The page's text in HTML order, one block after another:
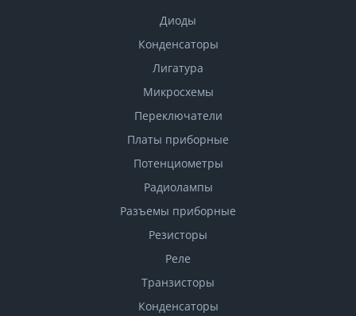
Диоды
Конденсаторы
Лигатура
Микросхемы
Переключатели
Платы приборные
Потенциометры
Радиолампы
Разъемы приборные
Резисторы
Реле
Транзисторы
Конденсаторы